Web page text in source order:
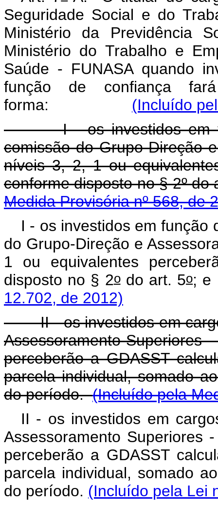
Seguridade Social e do
Ministério da Previdência
Ministério do Trabalho e
Saúde - FUNASA quando
função de confiança
forma: (Incluído
I - os investidos em
comissão do Grupo-Direção
níveis 3, 2, 1 ou
conforme disposto no
Medida Provisória nº 568, de
I - os investidos em função
do Grupo-Direção e
1 ou equivalentes
disposto no § 2odo art. 5o
12.702, de 2012)
II - os investidos em
Assessoramento Superiores
perceberão a GDASST
parcela individual, somado
do período.(Incluído pela
II - os investidos em
Assessoramento Superiores
perceberão a GDASST
parcela individual, somado
do período. (Incluído pela Lei